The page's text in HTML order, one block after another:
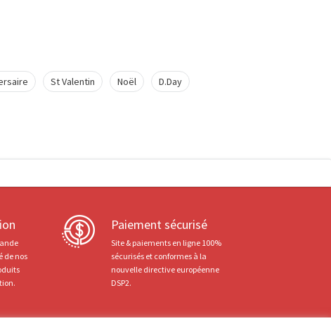
St Valentin Noël D.Day
de nos
Paiement sécurisé
Site & paiements en ligne 100%
sécurisés et conformes à la
nouvelle directive européenne
DSP2.